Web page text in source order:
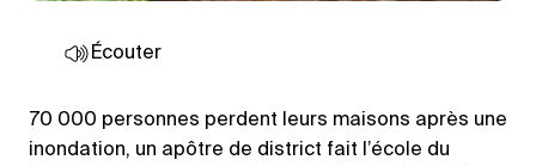
Écouter
70 000 personnes perdent leurs maisons après une
inondation, un apôtre de district fait l’école du